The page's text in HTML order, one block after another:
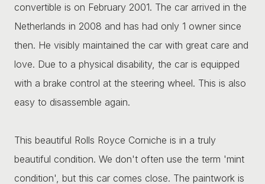
convertible is on February 2001. The car arrived in the
Netherlands in 2008 and has had only 1 owner since
then. He visibly maintained the car with great care and
love. Due to a physical disability, the car is equipped
with a brake control at the steering wheel. This is also
easy to disassemble again.
This beautiful Rolls Royce Corniche is in a truly
beautiful condition. We don't often use the term 'mint
condition', but this car comes close. The paintwork is